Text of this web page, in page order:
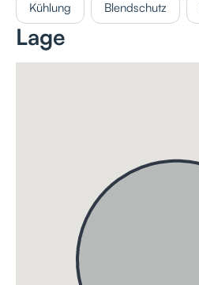
Kühlung Blendschutz
Lage